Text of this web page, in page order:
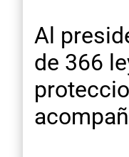
Al
de 366